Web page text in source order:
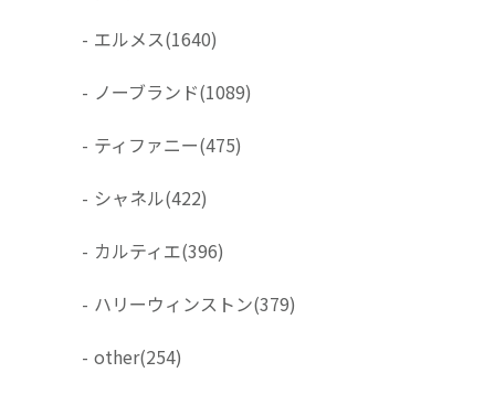
- エルメス(1640)
- ノーブランド(1089)
- ティファニー(475)
- シャネル(422)
- カルティエ(396)
- ハリーウィンストン(379)
- other(254)